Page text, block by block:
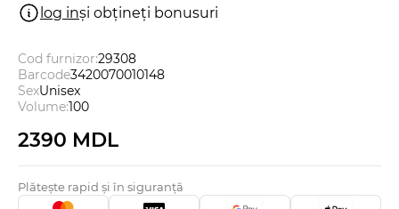
Noutăți
log inși obțineți bonusuri
Cod furnizor:29308
Barcode3420070010148
SexUnisex
Volume:100
2390 MDL
Plătește rapid și în siguranță